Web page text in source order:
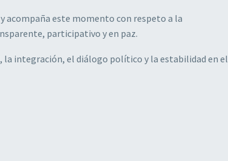
acompaña este momento con respeto a la
participativo y en paz.
integración, el diálogo político y la estabilidad en el